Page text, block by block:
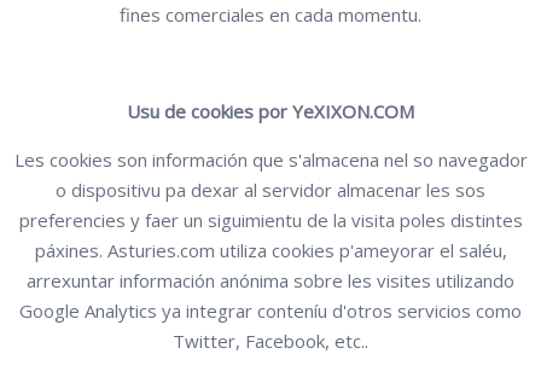
fines comerciales en cada momentu.
Usu de cookies por YeXIXON.COM
Les cookies son información que s'almacena nel so navegador
o dispositivu pa dexar al servidor almacenar les sos
preferencies y faer un siguimientu de la visita poles distintes
páxines. Asturies.com utiliza cookies p'ameyorar el saléu,
arrexuntar información anónima sobre les visites utilizando
Google Analytics ya integrar conteníu d'otros servicios como
Twitter, Facebook, etc..